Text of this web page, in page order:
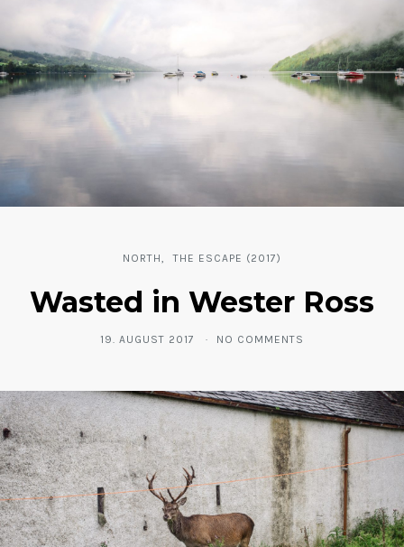
NORTH THE ESCAPE (2017)
Wasted in Wester Ross
19. AUGUST 2017 NO COMMENTS